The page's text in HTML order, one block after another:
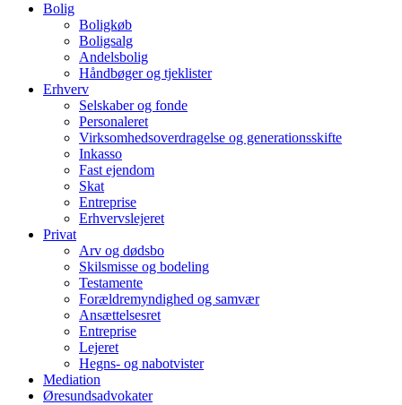
Bolig
Boligkøb
Boligsalg
Andelsbolig
Håndbøger og tjeklister
Erhverv
Selskaber og fonde
Personaleret
Virksomhedsoverdragelse og generationsskifte
Inkasso
Fast ejendom
Skat
Entreprise
Erhvervslejeret
Privat
Arv og dødsbo
Skilsmisse og bodeling
Testamente
Forældremyndighed og samvær
Ansættelsesret
Entreprise
Lejeret
Hegns- og nabotvister
Mediation
Øresundsadvokater